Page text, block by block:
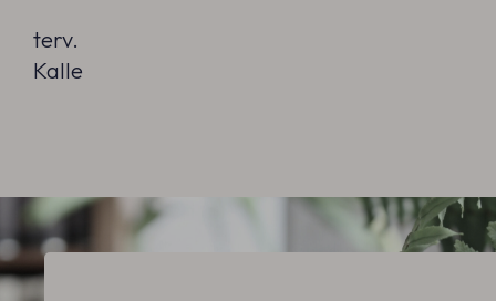
terv.
Kalle